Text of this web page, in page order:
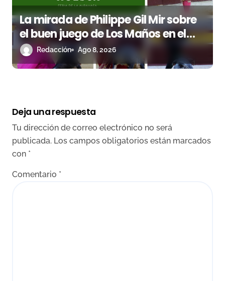
La mirada de Philippe Gil Mir sobre
el buen juego de Los Maños en el
arranque de Huesca
Redacción Ago 8, 2026
Deja una respuesta
Tu dirección de correo electrónico no será
publicada. Los campos obligatorios están marcados
con *
Comentario *